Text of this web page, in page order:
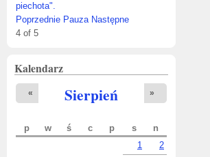
piechota".
Poprzednie Pauza Następne
4 of 5
Kalendarz
Sierpień
« »
p w ś c p s
n
1
2